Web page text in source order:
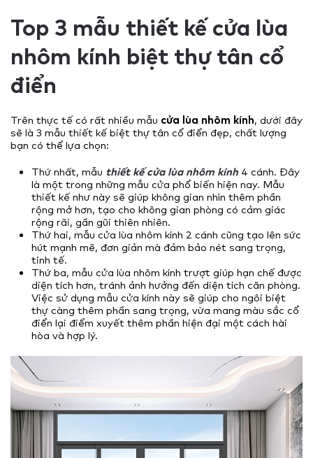
Top 3 mẫu thiết kế cửa lùa
nhôm kính biệt thự tân cổ
điển
Trên thực tế có rất nhiều mẫu cửa lùa nhôm kính, dưới đây
sẽ là 3 mẫu thiết kế biệt thự tân cổ điển đẹp, chất lượng
bạn có thể lựa chọn:
Thứ nhất, mẫu thiết kế cửa lùa nhôm kính 4 cánh. Đây
là một trong những mẫu cửa phổ biến hiện nay. Mẫu
thiết kế như này sẽ giúp không gian nhìn thêm phần
rộng mở hơn, tạo cho không gian phòng có cảm giác
rộng rãi, gần gũi thiên nhiên.
Thứ hai, mẫu cửa lùa nhôm kính 2 cánh cũng tạo lên sức
hút mạnh mẽ, đơn giản mà đảm bảo nét sang trọng,
tinh tế.
Thứ ba, mẫu cửa lùa nhôm kính trượt giúp hạn chế được
diện tích hơn, tránh ảnh hưởng đến diện tích căn phòng.
Việc sử dụng mẫu cửa kính này sẽ giúp cho ngôi biệt
thự càng thêm phần sang trọng, vừa mang màu sắc cổ
điển lại điểm xuyết thêm phần hiện đại một cách hài
hòa và hợp lý.